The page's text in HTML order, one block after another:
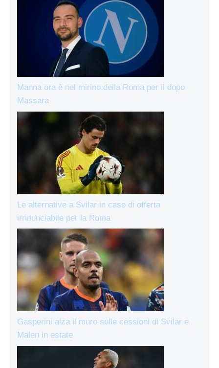
Manna ora è nel mirino della Roma per il dopo
Massara
Le alternative a Svilar in caso di offerta
irrinunciabile per la Roma
Gasperini alza il muro sulle cessioni di Svilar e
Malen in estate